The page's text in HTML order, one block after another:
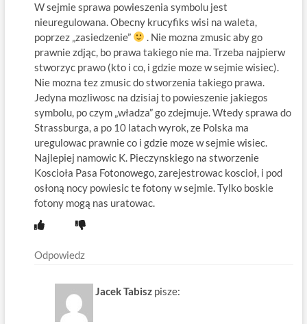
W sejmie sprawa powieszenia symbolu jest
nieuregulowana. Obecny krucyfiks wisi na waleta,
poprzez „zasiedzenie”
. Nie mozna zmusic aby go
prawnie zdjąc, bo prawa takiego nie ma. Trzeba najpierw
stworzyc prawo (kto i co, i gdzie moze w sejmie wisiec).
Nie mozna tez zmusic do stworzenia takiego prawa.
Jedyna mozliwosc na dzisiaj to powieszenie jakiegos
symbolu, po czym „władza” go zdejmuje. Wtedy sprawa do
Strassburga, a po 10 latach wyrok, ze Polska ma
uregulowac prawnie co i gdzie moze w sejmie wisiec.
Najlepiej namowic K. Pieczynskiego na stworzenie
Koscioła Pasa Fotonowego, zarejestrowac koscioł, i pod
osłoną nocy powiesic te fotony w sejmie. Tylko boskie
fotony mogą nas uratowac.
Odpowiedz
Jacek Tabisz pisze: